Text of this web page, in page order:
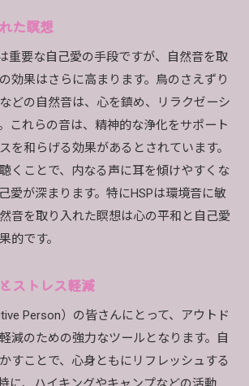
た瞑想
重要な自己愛の手段ですが、自然音を取
効果はさらに高まります。鳥のさえずり
どの自然音は、心を鎮め、リラクゼーシ
これらの音は、精神的な浄化をサポート
を和らげる効果があるとされています。
くことで、内なる声に耳を傾けやすくな
愛が深まります。特にHSPは環境音に敏
音を取り入れた瞑想は心の平和と自己愛
的です。
ストレス軽減
Person）の皆さんにとって、アウトド
減のための強力なツールとなります。自
すことで、心身ともにリフレッシュする